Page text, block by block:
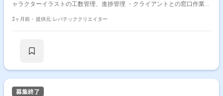
ャラクターイラストの工数管理、進捗管理 ・クライアントとの窓口作業な
2ヶ月前・ 提供元: レバテッククリエイター